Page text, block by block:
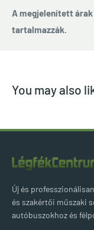
A megjelenített
tartalmazzák.
You may also
Új és
és szakértői műszaki
autóbuszokhoz és